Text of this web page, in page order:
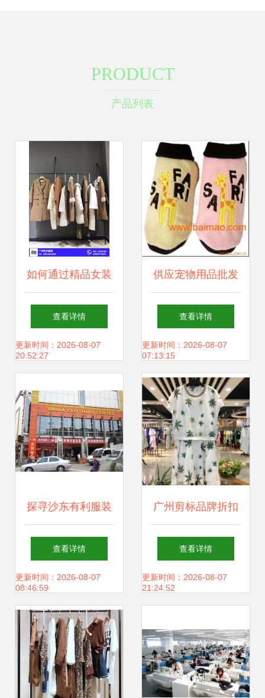
PRODUCT
产品列表
如何通过精品女装
与品牌尾货批发实
现利润最大化？逐
题
查看详情
更新时间：2026-08-07
20:52:27
供应宠物用品批发
代理厂家直销可来
样订做批发–供应
宠物用品批发代理
厂家直销可来样订
做厂家–供应宠物
用品批发代理厂家
直销可来样订做供
应商
查看详情
更新时间：2026-08-07
07:13:15
探寻沙东有利服装
批发城 广州服装批
发的价格洼地与时
尚先锋
查看详情
更新时间：2026-08-07
08:46:59
广州剪标品牌折扣
女装批发 走份模式
的优选之道
查看详情
更新时间：2026-08-07
21:24:52